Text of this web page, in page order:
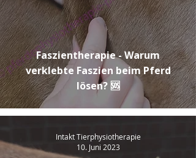
Faszientherapie - Warum
verklebte Faszien beim Pferd
lösen? 🆘
Intakt Tierphysiotherapie
10. Juni 2023